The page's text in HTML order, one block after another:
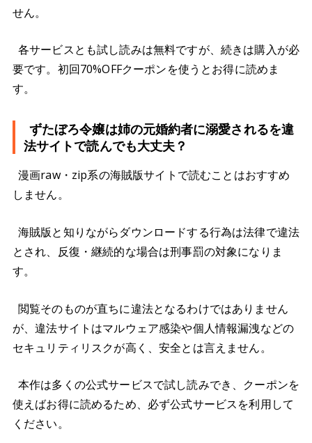
せん。
各サービスとも試し読みは無料ですが、続きは購入が必
要です。初回70%OFFクーポンを使うとお得に読めま
す。
ずたぼろ令嬢は姉の元婚約者に溺愛されるを違
法サイトで読んでも大丈夫？
漫画raw・zip系の海賊版サイトで読むことはおすすめ
しません。
海賊版と知りながらダウンロードする行為は法律で違法
とされ、反復・継続的な場合は刑事罰の対象になりま
す。
閲覧そのものが直ちに違法となるわけではありません
が、違法サイトはマルウェア感染や個人情報漏洩などの
セキュリティリスクが高く、安全とは言えません。
本作は多くの公式サービスで試し読みでき、クーポンを
使えばお得に読めるため、必ず公式サービスを利用して
ください。